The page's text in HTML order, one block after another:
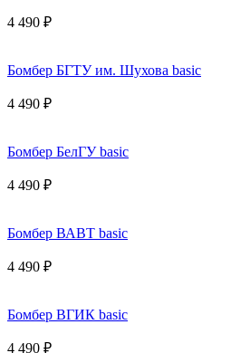
4 490 ₽
Бомбер БГТУ им. Шухова basic
4 490 ₽
Бомбер БелГУ basic
4 490 ₽
Бомбер ВАВТ basic
4 490 ₽
Бомбер ВГИК basic
4 490 ₽